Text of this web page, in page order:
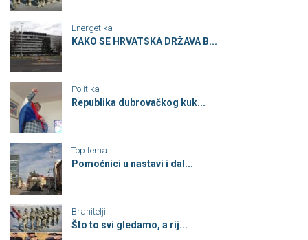
Energetika
KAKO SE HRVATSKA DRŽAVA B...
Politika
Republika dubrovačkog kuk...
Top tema
Pomoćnici u nastavi i dal...
Branitelji
Što to svi gledamo, a rij...